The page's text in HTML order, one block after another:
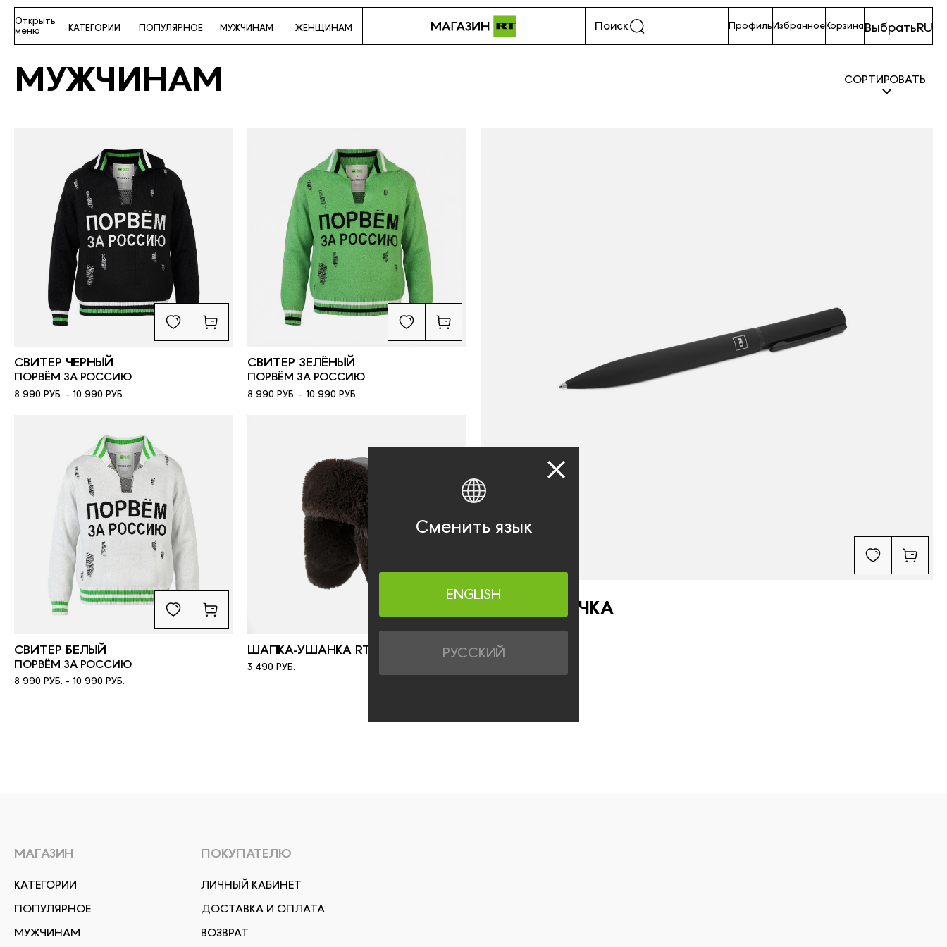
Открыть
меню
КАТЕГОРИИ ПОПУЛЯРНОЕ МУЖЧИНАМ ЖЕНЩИНАМ Поиск ПрофильИзбранноеКорзинаВыбратьRU
МУЖЧИНАМ СОРТИРОВАТЬ
СВИТЕР ЧЕРНЫЙ
ПОРВЁМ ЗА РОССИЮ
8 990 РУБ. - 10 990 РУБ.
СВИТЕР ЗЕЛЁНЫЙ
ПОРВЁМ ЗА РОССИЮ
8 990 РУБ. - 10 990 РУБ.
СВИТЕР БЕЛЫЙ
ПОРВЁМ ЗА РОССИЮ
8 990 РУБ. - 10 990 РУБ.
ШАПКА-УШАНКА RT
3 490 РУБ.
БИЗНЕС-РУЧКА
RT
890 РУБ.
МАГАЗИН
КАТЕГОРИИ
ПОПУЛЯРНОЕ
МУЖЧИНАМ
ПОКУПАТЕЛЮ
ЛИЧНЫЙ КАБИНЕТ
ДОСТАВКА И ОПЛАТА
ВОЗВРАТ
Сменить язык
ENGLISH
РУССКИЙ